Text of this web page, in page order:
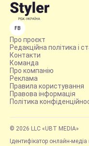
FB
Про проєкт
Редакційна політика і
Контакти
Команда
Про компанію
Реклама
Правила користування
Правова інформація
Політика
© 2026 LLC «UBT MEDIA»
Ідентифікатор онлайн-медіа